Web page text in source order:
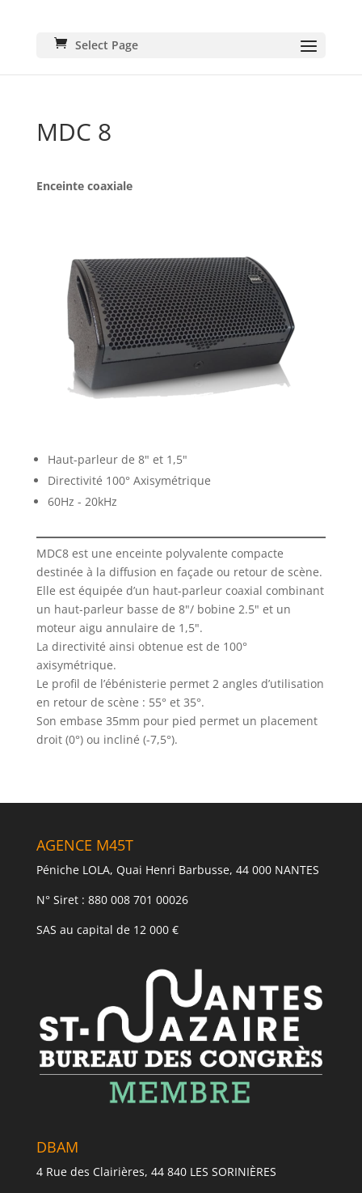
Select Page
MDC 8
Enceinte coaxiale
Haut-parleur de 8" et 1,5"
Directivité 100° Axisymétrique
60Hz - 20kHz
MDC8 est une enceinte polyvalente compacte
destinée à la diffusion en façade ou retour de scène.
Elle est équipée d’un haut-parleur coaxial combinant
un haut-parleur basse de 8"/ bobine 2.5" et un
moteur aigu annulaire de 1,5".
La directivité ainsi obtenue est de 100°
axisymétrique.
Le profil de l’ébénisterie permet 2 angles d’utilisation
en retour de scène : 55° et 35°.
Son embase 35mm pour pied permet un placement
droit (0°) ou incliné (-7,5°).
AGENCE M45T
Péniche LOLA, Quai Henri Barbusse, 44 000 NANTES
N° Siret : 880 008 701 00026
SAS au capital de 12 000 €
DBAM
4 Rue des Clairières, 44 840 LES SORINIÈRES